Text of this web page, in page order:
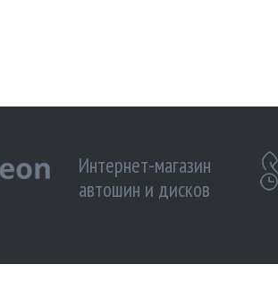
Интернет-магазин
автошин и дисков